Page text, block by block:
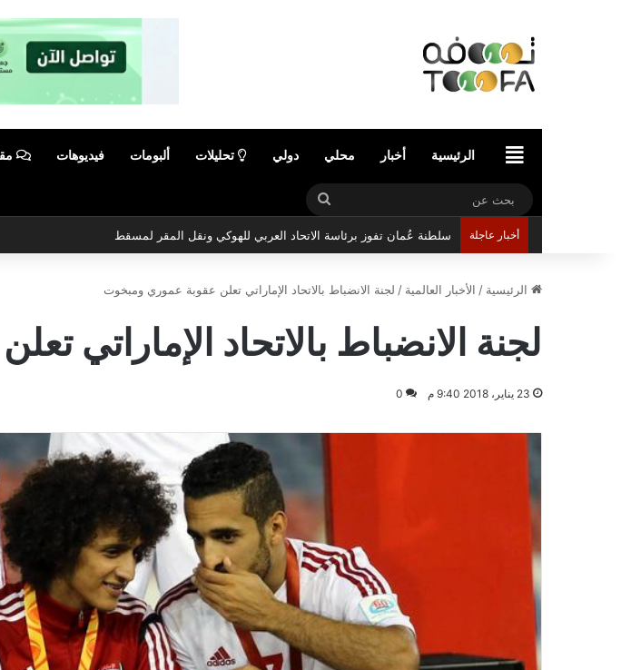
الرئيسيةالرئيسية أخبار محلي دولي تحليلات ألبومات فيديوهات
بحث
عن
أخبار عاجلة سلطنة عُمان تفوز برئاسة الاتحاد العربي للهوكي ونقل المقر لمسقط
الرئيسية / الأخبار العالمية / لجنة الانضباط بالاتحاد الإماراتي تعلن عقوبة عموري ومبخوت
لجنة الانضباط بالاتحاد الإماراتي
23 يناير، 2018 9:40 م 0